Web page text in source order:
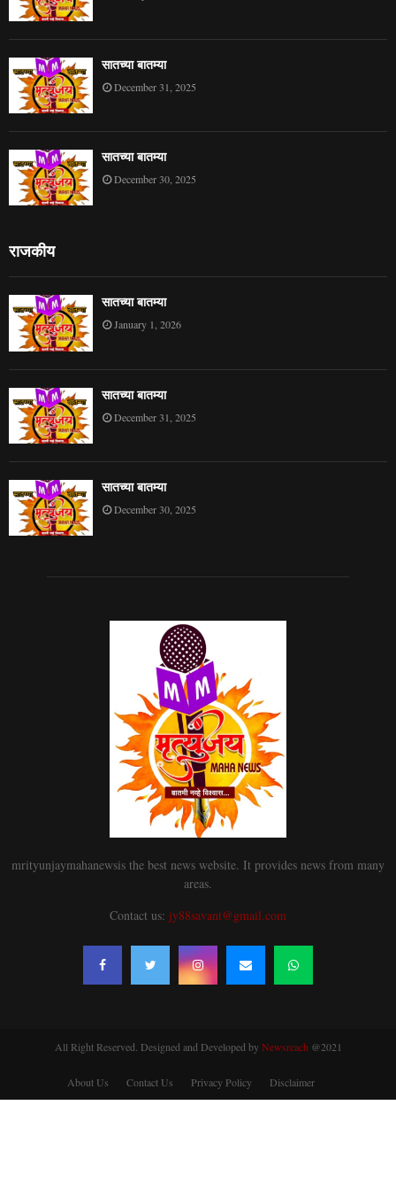
सातच्या बातम्या
December 31, 2025
सातच्या बातम्या
December 30, 2025
राजकीय
सातच्या बातम्या
January 1, 2026
सातच्या बातम्या
December 31, 2025
सातच्या बातम्या
December 30, 2025
mrityunjaymahanewsis the best news website. It provides news from many
areas.
Contact us: jy88savant@gmail.com
All Right Reserved. Designed and Developed byNewsreach@2021
About Us Contact Us Privacy Policy Disclaimer